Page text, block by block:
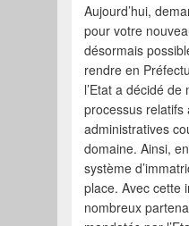
Aujourd’hui,
pour votre
désormais
rendre en
l’Etat a décidé
processus relatifs
administratives
domaine. Ainsi,
système
place. Avec cette
nombreux